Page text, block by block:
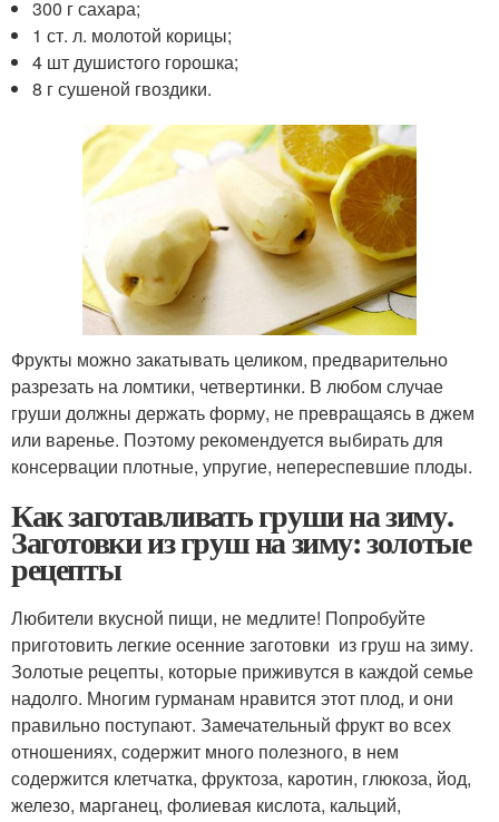
300 г сахара;
1 ст. л. молотой корицы;
4 шт душистого горошка;
8 г сушеной гвоздики.
Фрукты можно закатывать целиком, предварительно
разрезать на ломтики, четвертинки. В любом случае
груши должны держать форму, не превращаясь в джем
или варенье. Поэтому рекомендуется выбирать для
консервации плотные, упругие, непереспевшие плоды.
Как заготавливать груши на зиму.
Заготовки из груш на зиму: золотые
рецепты
Любители вкусной пищи, не медлите! Попробуйте
приготовить легкие осенние заготовки из груш на зиму.
Золотые рецепты, которые приживутся в каждой семье
надолго. Многим гурманам нравится этот плод, и они
правильно поступают. Замечательный фрукт во всех
отношениях, содержит много полезного, в нем
содержится клетчатка, фруктоза, каротин, глюкоза, йод,
железо, марганец, фолиевая кислота, кальций,